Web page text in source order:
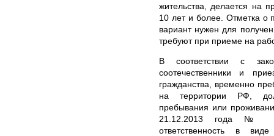
жительства, делается на
10 лет и более. Отметка о
вариант нужен для
требуют при приеме на
В соответствии с
соотечественники и
гражданства, временно
на территории РФ,
пребывания или
21.12.2013 года №
ответственность в